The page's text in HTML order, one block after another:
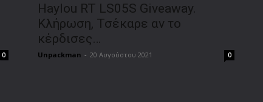
0
Haylou RT LS05S Giveaway.
Κλήρωση, Τσέκαρε αν το
κέρδισες…
Unpackman - 20 Αυγούστου 2021 0